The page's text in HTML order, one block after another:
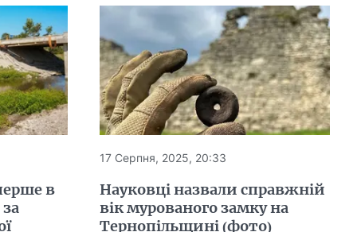
в
17 Серпня, 2025, 20:33
Науковці назвали справжній
вік мурованого замку на
Тернопільщині (фото)